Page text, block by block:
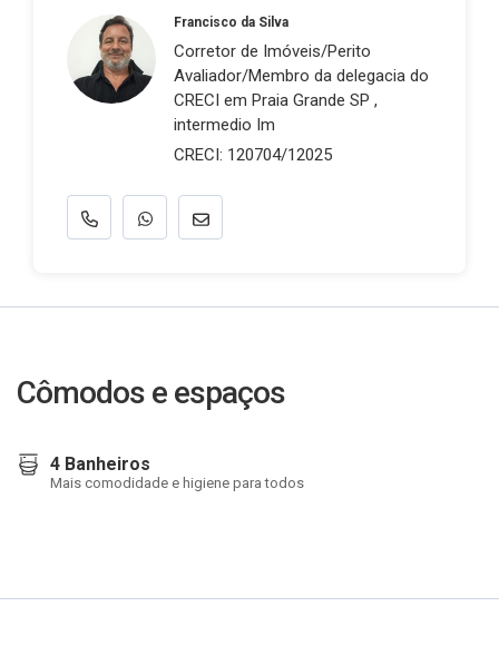
Francisco da Silva
Corretor de Imóveis/Perito
Avaliador/Membro da delegacia do
CRECI em Praia Grande SP ,
intermedio Im
CRECI: 120704/12025
Cômodos e espaços
4 Banheiros
Mais comodidade e higiene para todos